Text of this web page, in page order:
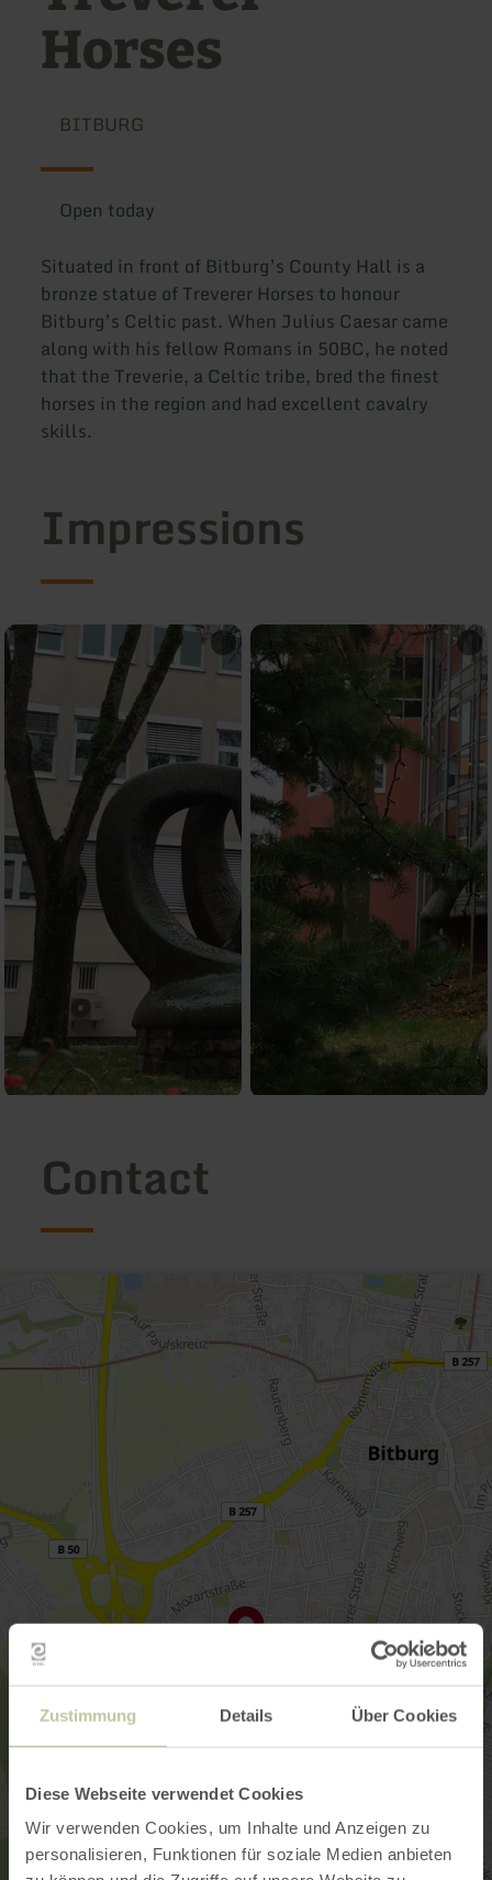
Zustimmung Details Über Cookies
Diese Webseite verwendet Cookies
Wir verwenden Cookies, um Inhalte und Anzeigen zu
personalisieren, Funktionen für soziale Medien anbieten
Horses
BITBURG
Open today
Situated in front of Bitburg’s County Hall is a
bronze statue of Treverer Horses to honour
Bitburg’s Celtic past. When Julius Caesar came
along with his fellow Romans in 50BC, he noted
that the Treverie, a Celtic tribe, bred the finest
horses in the region and had excellent cavalry
skills.
Impressions
Contact